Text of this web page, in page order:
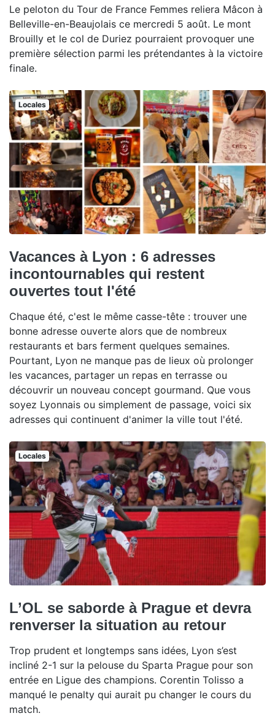
Le peloton du Tour de France Femmes reliera Mâcon à
Belleville-en-Beaujolais ce mercredi 5 août. Le mont
Brouilly et le col de Duriez pourraient provoquer une
première sélection parmi les prétendantes à la victoire
finale.
Locales
Vacances à Lyon : 6 adresses
incontournables qui restent
ouvertes tout l'été
Chaque été, c'est le même casse-tête : trouver une
bonne adresse ouverte alors que de nombreux
restaurants et bars ferment quelques semaines.
Pourtant, Lyon ne manque pas de lieux où prolonger
les vacances, partager un repas en terrasse ou
découvrir un nouveau concept gourmand. Que vous
soyez Lyonnais ou simplement de passage, voici six
adresses qui continuent d'animer la ville tout l'été.
Locales
L’OL se saborde à Prague et devra
renverser la situation au retour
Trop prudent et longtemps sans idées, Lyon s’est
incliné 2-1 sur la pelouse du Sparta Prague pour son
entrée en Ligue des champions. Corentin Tolisso a
manqué le penalty qui aurait pu changer le cours du
match.